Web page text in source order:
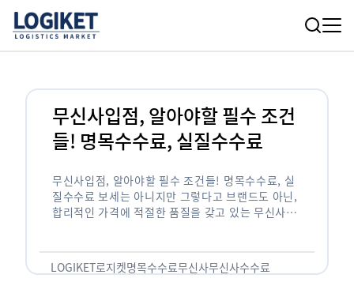
무신사입점, 알아야할 필수 조건
들! 명목수수료, 실질수수료
무신사입점, 알아야할 필수 조건들! 명목수수료, 실
질수수료 보세는 아니지만 그렇다고 브랜드도 아닌,
합리적인 가격에 적절한 품질을 갖고 있는 무신사!
LOGIKET로지켓명목수수료무신사무신사수수료